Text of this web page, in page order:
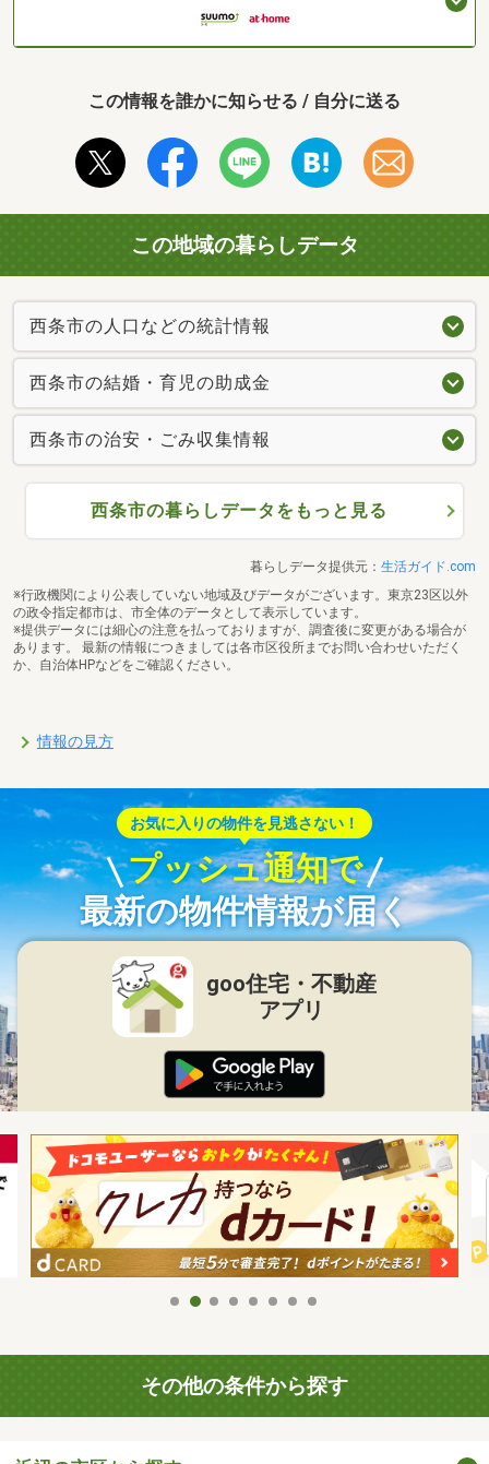
この情報を誰かに知らせる / 自分に送る
この地域の暮らしデータ
西条市の人口などの統計情報
西条市の結婚・育児の助成金
西条市の治安・ごみ収集情報
西条市の暮らしデータをもっと見る
暮らしデータ提供元： 生活ガイド.com
※行政機関により公表していない地域及びデータがございます。東京23区以外
の政令指定都市は、市全体のデータとして表示しています。
※提供データには細心の注意を払っておりますが、調査後に変更がある場合が
あります。 最新の情報につきましては各市区役所までお問い合わせいただく
か、自治体HPなどをご確認ください。
情報の見方
お気に入りの物件を見逃さない！
プッシュ通知で
最新の物件情報が届く
goo住宅・不動産
アプリ
その他の条件から探す